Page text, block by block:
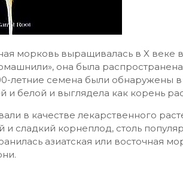
морковь выращивалась в X веке
она была
летние семена были обнаружены
белой и выглядела как корень
в качестве лекарственного
сладкий корнеплод, столь
азиатская или восточная